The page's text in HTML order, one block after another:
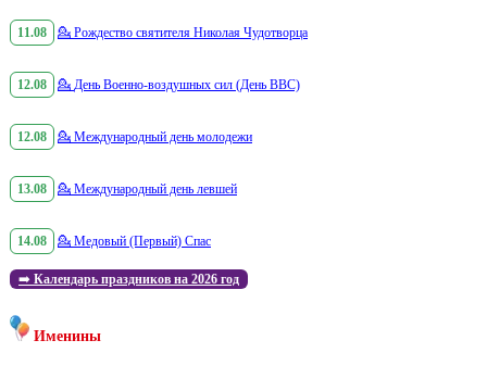
11.08 💁 Рождество святителя Николая Чудотворца
12.08 💁 День Военно-воздушных сил (День ВВС)
12.08 💁 Международный день молодежи
13.08 💁 Международный день левшей
14.08 💁 Медовый (Первый) Спас
➡️ Календарь праздников на 2026 год
Именины